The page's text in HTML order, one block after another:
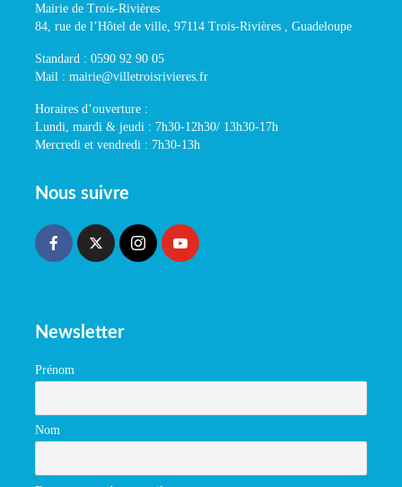
Mairie de Trois-Rivières
84, rue de l’Hôtel de ville, 97114 Trois-Rivières , Guadeloupe
Standard : 0590 92 90 05
Mail : mairie@villetroisrivieres.fr
Horaires d’ouverture :
Lundi, mardi & jeudi : 7h30-12h30/ 13h30-17h
Mercredi et vendredi : 7h30-13h
Nous suivre
Newsletter
Prénom
Nom